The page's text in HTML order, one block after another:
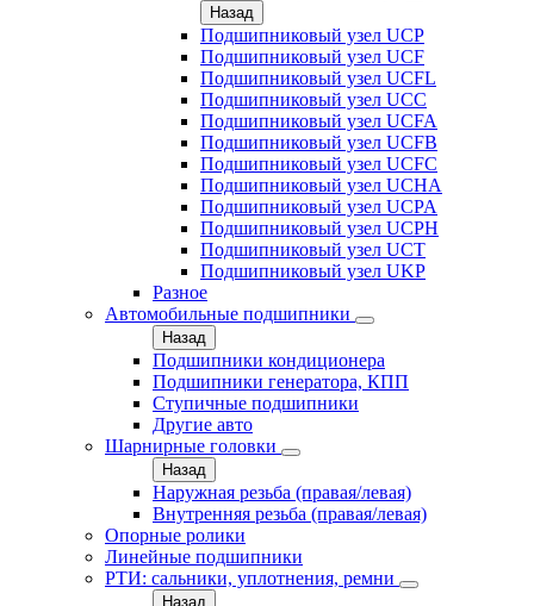
Назад
Подшипниковый узел UCP
Подшипниковый узел UCF
Подшипниковый узел UCFL
Подшипниковый узел UCC
Подшипниковый узел UCFA
Подшипниковый узел UCFB
Подшипниковый узел UCFC
Подшипниковый узел UCHA
Подшипниковый узел UCPA
Подшипниковый узел UCPH
Подшипниковый узел UCT
Подшипниковый узел UKP
Разное
Автомобильные подшипники
Назад
Подшипники кондиционера
Подшипники генератора, КПП
Ступичные подшипники
Другие авто
Шарнирные головки
Назад
Наружная резьба (правая/левая)
Внутренняя резьба (правая/левая)
Опорные ролики
Линейные подшипники
РТИ: сальники, уплотнения, ремни
Назад